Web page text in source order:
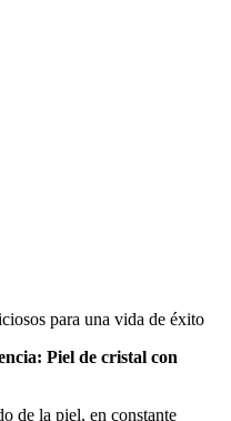
para una vida de éxito
Piel de cristal con
de la piel, en constante